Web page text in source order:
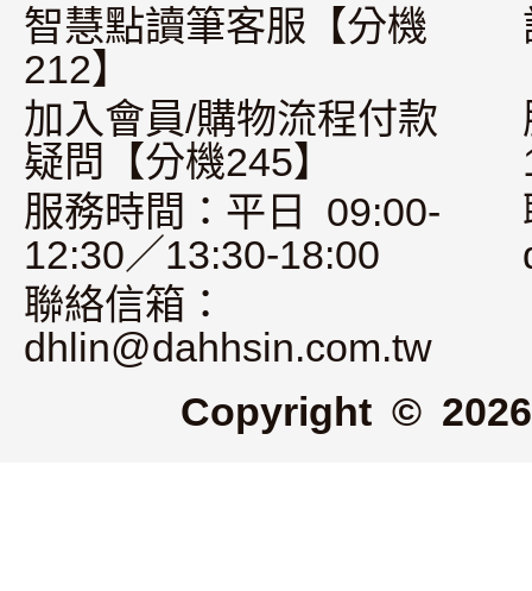
智慧點讀筆客服【分機
212】
加入會員/購物流程付款
疑問【分機245】
服務時間：平日 09:00-
12:30／13:30-18:00
聯絡信箱：
dhlin@dahhsin.com.tw
Copyright ©